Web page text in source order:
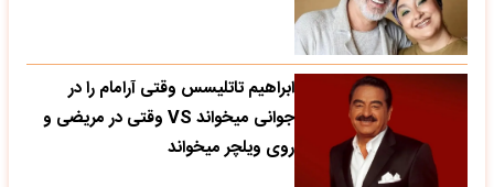
ابراهیم تاتلیسس وقتی آرامام را در
جوانی میخواند VS وقتی در مریضی و
روی ویلچر میخواند